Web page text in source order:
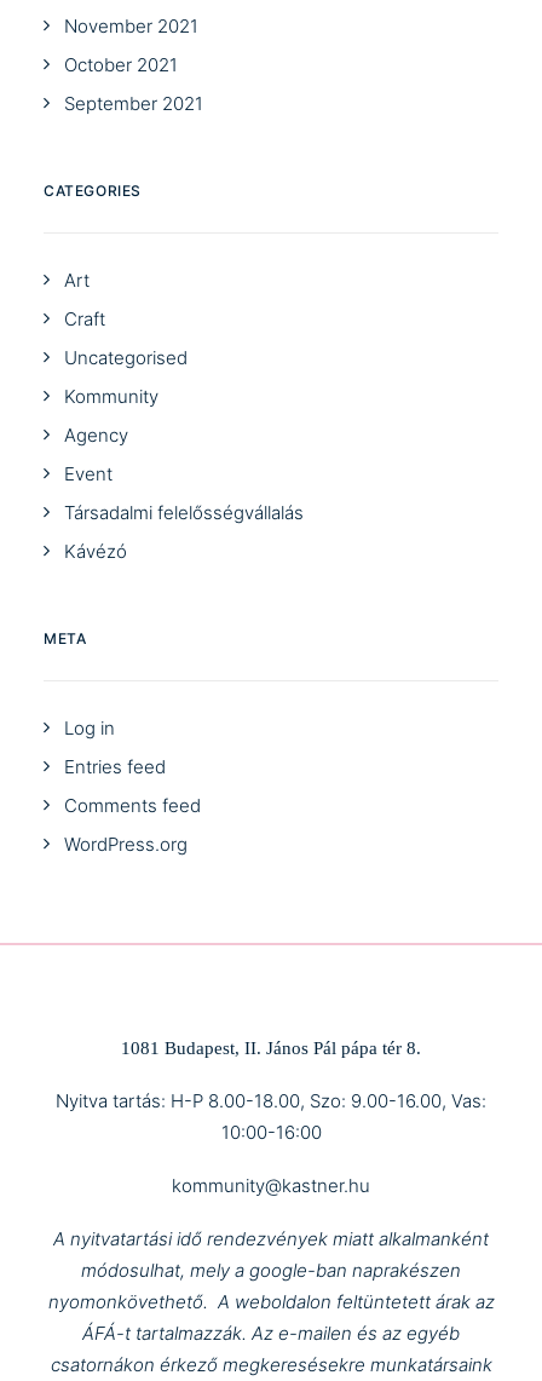
November 2021
October 2021
September 2021
CATEGORIES
Art
Craft
Uncategorised
Kommunity
Agency
Event
Társadalmi felelősségvállalás
Kávézó
META
Log in
Entries feed
Comments feed
WordPress.org
1081 Budapest, II. János Pál pápa tér 8.
Nyitva tartás: H-P 8.00-18.00, Szo: 9.00-16.00, Vas:
10:00-16:00
kommunity@kastner.hu
A nyitvatartási idő rendezvények miatt alkalmanként
módosulhat, mely a google-ban naprakészen
nyomonkövethető. A weboldalon feltüntetett árak az
ÁFÁ-t tartalmazzák. Az e-mailen és az egyéb
csatornákon érkező megkeresésekre munkatársaink